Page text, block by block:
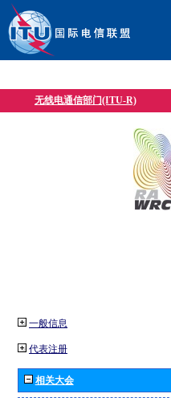
无线电通信部门(ITU-R)
一般信息
代表注册
相关大会